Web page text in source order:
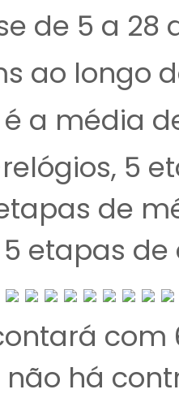
de 5 a 28
ao longo
é a média
5
de
etapas
com
há